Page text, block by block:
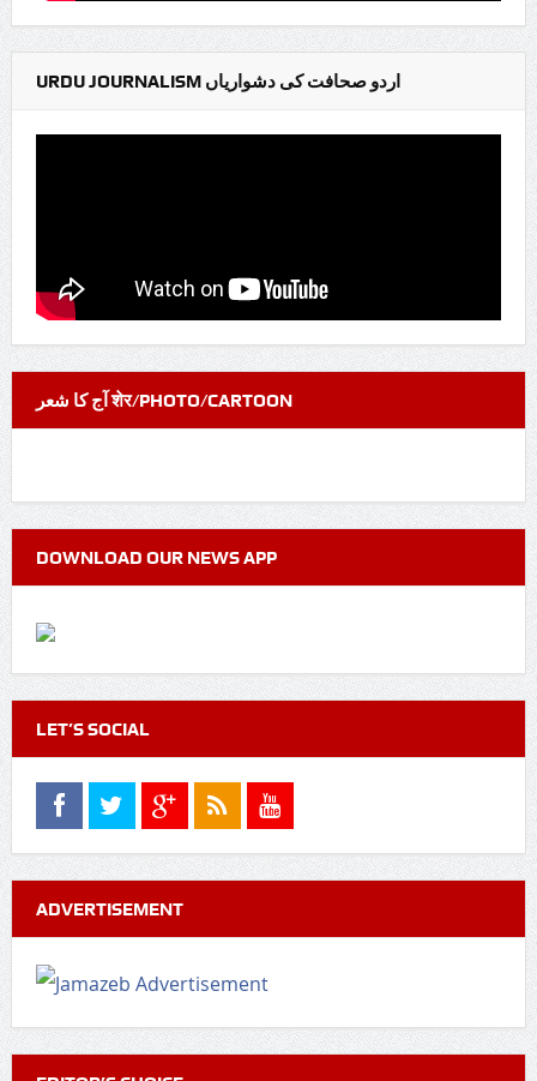
URDU JOURNALISM اردو صحافت کی دشواریاں
آج کا شعر शेर/PHOTO/CARTOON
DOWNLOAD OUR NEWS APP
LET’S SOCIAL
ADVERTISEMENT